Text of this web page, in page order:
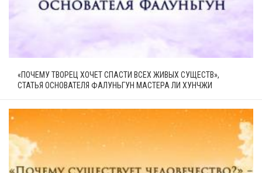
«ПОЧЕМУ ТВОРЕЦ ХОЧЕТ СПАСТИ ВСЕХ ЖИВЫХ СУЩЕСТВ»,
СТАТЬЯ ОСНОВАТЕЛЯ ФАЛУНЬГУН МАСТЕРА ЛИ ХУНЧЖИ